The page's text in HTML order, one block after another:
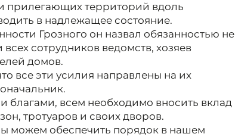
прилегающих территорий вдоль
в надлежащее состояние.
Грозного он назвал обязанностью не
сотрудников ведомств, хозяев
домов.
все эти усилия направлены на их
благами, всем необходимо вносить вклад
тротуаров и своих дворов.
можем обеспечить порядок в нашем